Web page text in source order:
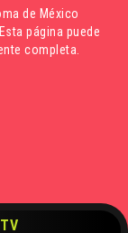
de México
página puede
completa.